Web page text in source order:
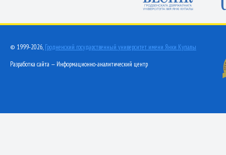
© 1999-2026, Гродненский государственный университет имени Янки Купалы
Разработка сайта — Информационно-аналитический центр